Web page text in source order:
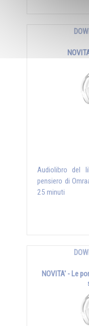
Audiolibro del
pensiero di
25 minuti
NOVITA' - Le